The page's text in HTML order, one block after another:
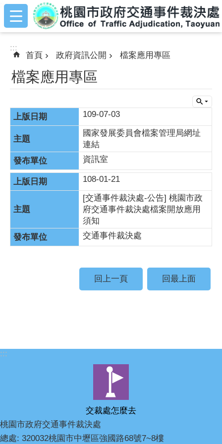
跳到主要內容區塊
:::
:::
首頁 政府資訊公開 檔案應用專區
檔案應用專區
109-07-03
國家發展委員會檔案管理局網址
連結
資訊室
108-01-21
[交通事件裁決處-公告] 桃園市政
府交通事件裁決處檔案開放應用
須知
交通事件裁決處
回上一頁 回最上面
:::
交裁處怎麼去
桃園市政府交通事件裁決處
總處: 320032桃園市中壢區強國路68號7~8樓